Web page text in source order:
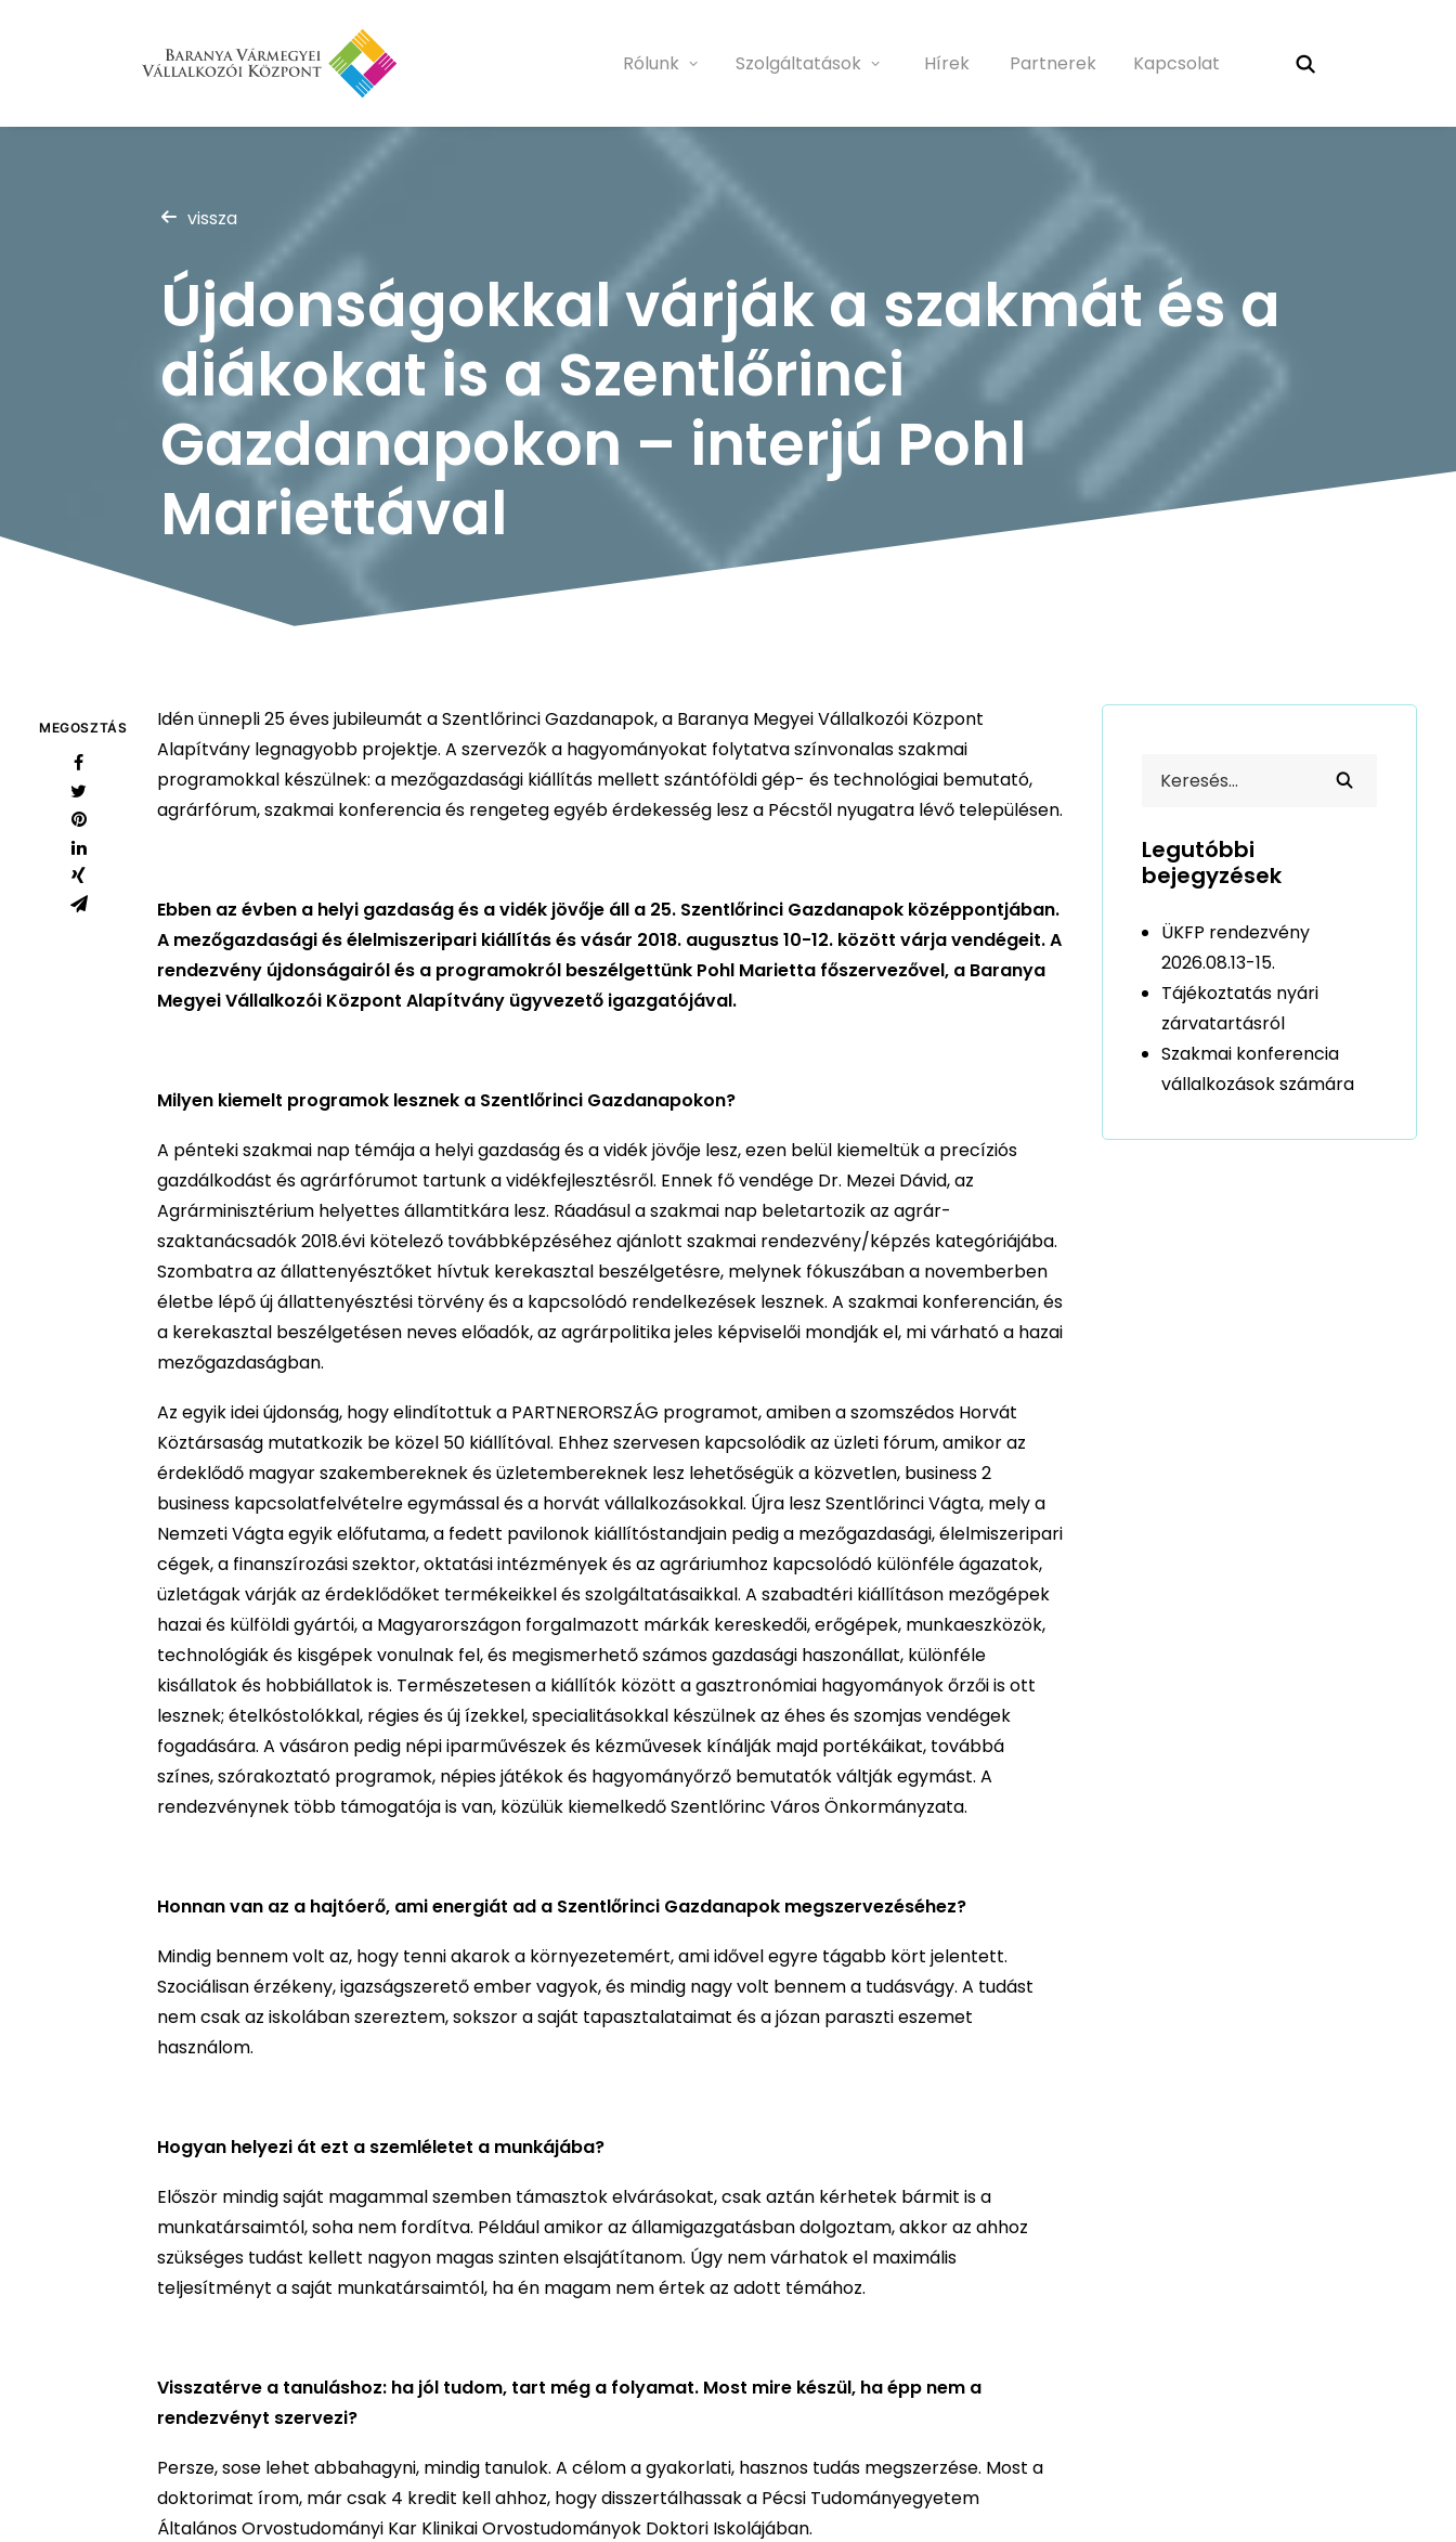
Rólunk Szolgáltatások Hírek Partnerek Kapcsolat
vissza
Újdonságokkal várják a szakmát és a
diákokat is a Szentlőrinci
Gazdanapokon – interjú Pohl
Mariettával
MEGOSZTÁS
Idén ünnepli 25 éves jubileumát a Szentlőrinci Gazdanapok, a Baranya Megyei Vállalkozói Központ
Alapítvány legnagyobb projektje. A szervezők a hagyományokat folytatva színvonalas szakmai
programokkal készülnek: a mezőgazdasági kiállítás mellett szántóföldi gép- és technológiai bemutató,
agrárfórum, szakmai konferencia és rengeteg egyéb érdekesség lesz a Pécstől nyugatra lévő településen.
Ebben az évben a helyi gazdaság és a vidék jövője áll a 25. Szentlőrinci Gazdanapok középpontjában.
A mezőgazdasági és élelmiszeripari kiállítás és vásár 2018. augusztus 10-12. között várja vendégeit. A
rendezvény újdonságairól és a programokról beszélgettünk Pohl Marietta főszervezővel, a Baranya
Megyei Vállalkozói Központ Alapítvány ügyvezető igazgatójával.
Milyen kiemelt programok lesznek a Szentlőrinci Gazdanapokon?
A pénteki szakmai nap témája a helyi gazdaság és a vidék jövője lesz, ezen belül kiemeltük a precíziós
gazdálkodást és agrárfórumot tartunk a vidékfejlesztésről. Ennek fő vendége Dr. Mezei Dávid, az
Agrárminisztérium helyettes államtitkára lesz. Ráadásul a szakmai nap beletartozik az agrár-
szaktanácsadók 2018.évi kötelező továbbképzéséhez ajánlott szakmai rendezvény/képzés kategóriájába.
Szombatra az állattenyésztőket hívtuk kerekasztal beszélgetésre, melynek fókuszában a novemberben
életbe lépő új állattenyésztési törvény és a kapcsolódó rendelkezések lesznek. A szakmai konferencián, és
a kerekasztal beszélgetésen neves előadók, az agrárpolitika jeles képviselői mondják el, mi várható a hazai
mezőgazdaságban.
Az egyik idei újdonság, hogy elindítottuk a PARTNERORSZÁG programot, amiben a szomszédos Horvát
Köztársaság mutatkozik be közel 50 kiállítóval. Ehhez szervesen kapcsolódik az üzleti fórum, amikor az
érdeklődő magyar szakembereknek és üzletembereknek lesz lehetőségük a közvetlen, business 2
business kapcsolatfelvételre egymással és a horvát vállalkozásokkal. Újra lesz Szentlőrinci Vágta, mely a
Nemzeti Vágta egyik előfutama, a fedett pavilonok kiállítóstandjain pedig a mezőgazdasági, élelmiszeripari
cégek, a finanszírozási szektor, oktatási intézmények és az agráriumhoz kapcsolódó különféle ágazatok,
üzletágak várják az érdeklődőket termékeikkel és szolgáltatásaikkal. A szabadtéri kiállításon mezőgépek
hazai és külföldi gyártói, a Magyarországon forgalmazott márkák kereskedői, erőgépek, munkaeszközök,
technológiák és kisgépek vonulnak fel, és megismerhető számos gazdasági haszonállat, különféle
kisállatok és hobbiállatok is. Természetesen a kiállítók között a gasztronómiai hagyományok őrzői is ott
lesznek; ételkóstolókkal, régies és új ízekkel, specialitásokkal készülnek az éhes és szomjas vendégek
fogadására. A vásáron pedig népi iparművészek és kézművesek kínálják majd portékáikat, továbbá
színes, szórakoztató programok, népies játékok és hagyományőrző bemutatók váltják egymást. A
rendezvénynek több támogatója is van, közülük kiemelkedő Szentlőrinc Város Önkormányzata.
Honnan van az a hajtóerő, ami energiát ad a Szentlőrinci Gazdanapok megszervezéséhez?
Mindig bennem volt az, hogy tenni akarok a környezetemért, ami idővel egyre tágabb kört jelentett.
Szociálisan érzékeny, igazságszerető ember vagyok, és mindig nagy volt bennem a tudásvágy. A tudást
nem csak az iskolában szereztem, sokszor a saját tapasztalataimat és a józan paraszti eszemet
használom.
Hogyan helyezi át ezt a szemléletet a munkájába?
Először mindig saját magammal szemben támasztok elvárásokat, csak aztán kérhetek bármit is a
munkatársaimtól, soha nem fordítva. Például amikor az államigazgatásban dolgoztam, akkor az ahhoz
szükséges tudást kellett nagyon magas szinten elsajátítanom. Úgy nem várhatok el maximális
teljesítményt a saját munkatársaimtól, ha én magam nem értek az adott témához.
Visszatérve a tanuláshoz: ha jól tudom, tart még a folyamat. Most mire készül, ha épp nem a
rendezvényt szervezi?
Persze, sose lehet abbahagyni, mindig tanulok. A célom a gyakorlati, hasznos tudás megszerzése. Most a
doktorimat írom, már csak 4 kredit kell ahhoz, hogy disszertálhassak a Pécsi Tudományegyetem
Általános Orvostudományi Kar Klinikai Orvostudományok Doktori Iskolájában.
Legutóbbi
bejegyzések
ÜKFP rendezvény
2026.08.13-15.
Tájékoztatás nyári
zárvatartásról
Szakmai konferencia
vállalkozások számára